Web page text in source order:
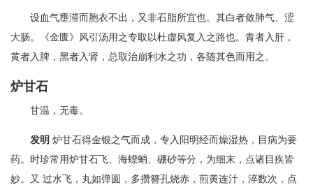
设血气壅滞而胞衣不出，又非石脂所宜也。其白者敛肺气、涩
大肠。《金匮》风引汤用之专取以杜虚风复入之路也。青者入肝，
黄者入脾，黑者入肾，总取治崩利水之功，各随其色而用之。
炉甘石
甘温，无毒。
发明 炉甘石得金银之气而成，专入阳明经而燥湿热，目病为要
药。时珍常用炉甘石飞、海螵蛸、硼砂等分，为细末，点诸目疾皆
妙。又 过水飞，丸如弹圆，多攒簪孔烧赤，煎黄连汁，淬数次，点